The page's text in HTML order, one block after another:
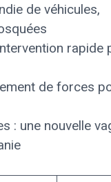
de véhicules,
rapide
de forces
: une nouvelle